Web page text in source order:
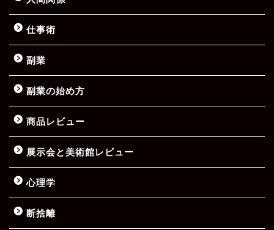
仕事術
副業
副業の始め方
商品レビュー
展示会と美術館レビュー
心理学
断捨離